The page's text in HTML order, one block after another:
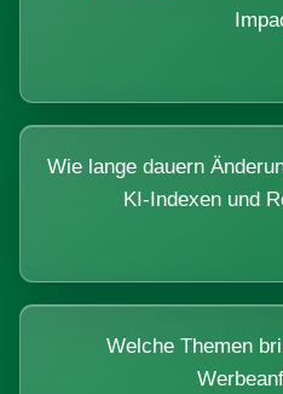
Wie lange dauern
KI-Indexen und
Welche Themen